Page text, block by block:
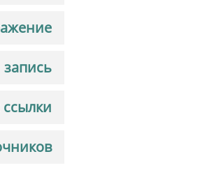
запись
ссылки